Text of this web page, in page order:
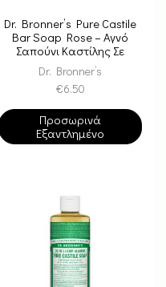
Dr. Bronner’s Pure Castile
Bar Soap Rose – Αγνό
Σαπούνι Καστίλης Σε
Μπάρα
Dr. Bronner’s
€6.50
Προσωρινά
Εξαντλημένο